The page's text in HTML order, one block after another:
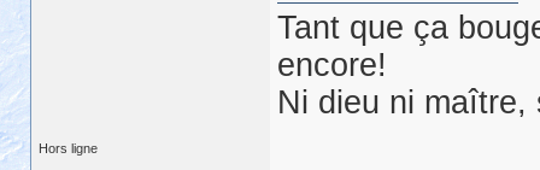
Tant que ça
encore!
Ni dieu ni
Hors ligne